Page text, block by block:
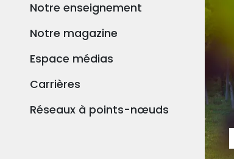
Notre enseignement
Notre magazine
Espace médias
Carrières
Réseaux à points-nœuds